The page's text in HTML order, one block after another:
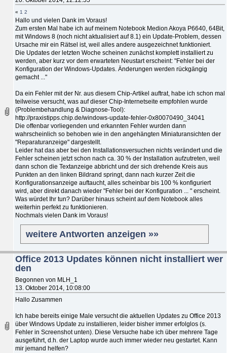
« 1 2
Hallo und vielen Dank im Voraus!
Zum ersten Mal habe ich auf meinem Notebook Medion Akoya P6640, 64Bit,
mit Windows 8 (noch nicht aktualisiert auf 8.1) ein Update-Problem, dessen
Ursache mir ein Rätsel ist, weil alles andere ausgezeichnet funktioniert.
Die Updates der letzten Woche scheinen zunächst komplett installiert zu
werden, aber kurz vor dem erwarteten Neustart erscheint: "Fehler bei der
Konfiguration der Windows-Updates. Änderungen werden rückgängig
gemacht ..."
Da ein Fehler mit der Nr. aus diesem Chip-Artikel auftrat, habe ich schon mal
teilweise versucht, was auf dieser Chip-Internetseite empfohlen wurde
(Problembehandlung & Diagnose-Tool):
http://praxistipps.chip.de/windows-update-fehler-0x80070490_34041
Die offenbar vorliegenden und erkannten Fehler wurden dann
wahrscheinlich so behoben wie in den angehängten Miniaturansichten der
"Reparaturanzeige" dargestellt.
Leider hat das aber bei den Installationsversuchen nichts verändert und die
Fehler scheinen jetzt schon nach ca. 30 % der Installation aufzutreten, weil
dann schon die Textanzeige abbricht und der sich drehende Kreis aus
Punkten an den linken Bildrand springt, dann nach kurzer Zeit die
Konfigurationsanzeige auftaucht, alles scheinbar bis 100 % konfiguriert
wird, aber direkt danach wieder "Fehler bei der Konfiguration ... " erscheint.
Was würdet Ihr tun? Darüber hinaus scheint auf dem Notebook alles
weiterhin perfekt zu funktionieren.
Nochmals vielen Dank im Voraus!
weitere Antworten anzeigen »»
Office 2013 Updates können nicht installiert wer
den
Begonnen von MLH_1
13. Oktober 2014, 10:08:00
Hallo Zusammen
Ich habe bereits einige Male versucht die aktuellen Updates zu Office 2013
über Windows Update zu installieren, leider bisher immer erfolglos (s.
Fehler in Screenshot unten). Diese Versuche habe ich über mehrere Tage
ausgeführt, d.h. der Laptop wurde auch immer wieder neu gestartet. Kann
mir jemand helfen?